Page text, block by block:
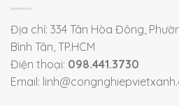
Địa chỉ: 334 Tân Hòa Đông,
Bình Tân, TP.HCM
Điện thoại: 098.441.3730
Email: